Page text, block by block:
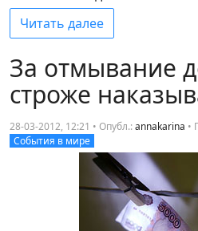
Читать далее
За отмывание
строже
28-03-2012, 12:21 • Опубл.:annakarina •
События в мире